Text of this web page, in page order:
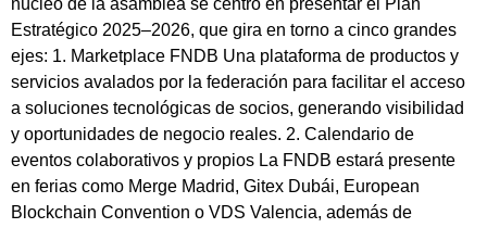
núcleo de la asamblea se centró en presentar el Plan
Estratégico 2025–2026, que gira en torno a cinco grandes
ejes: 1. Marketplace FNDB Una plataforma de productos y
servicios avalados por la federación para facilitar el acceso
a soluciones tecnológicas de socios, generando visibilidad
y oportunidades de negocio reales. 2. Calendario de
eventos colaborativos y propios La FNDB estará presente
en ferias como Merge Madrid, Gitex Dubái, European
Blockchain Convention o VDS Valencia, además de